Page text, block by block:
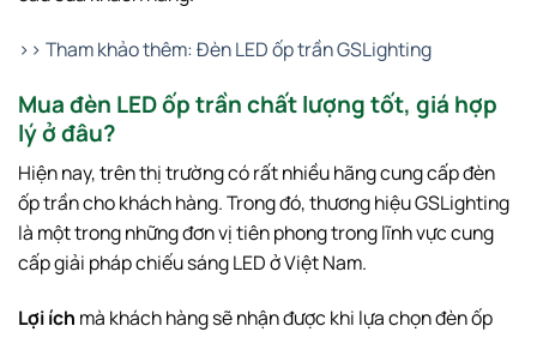
>> Tham khảo thêm: Đèn LED ốp trần GSLighting
Mua đèn LED ốp trần chất lượng tốt, giá hợp
lý ở đâu?
Hiện nay, trên thị trường có rất nhiều hãng cung cấp đèn
ốp trần cho khách hàng. Trong đó, thương hiệu GSLighting
là một trong những đơn vị tiên phong trong lĩnh vực cung
cấp giải pháp chiếu sáng LED ở Việt Nam.
Lợi ích mà khách hàng sẽ nhận được khi lựa chọn đèn ốp